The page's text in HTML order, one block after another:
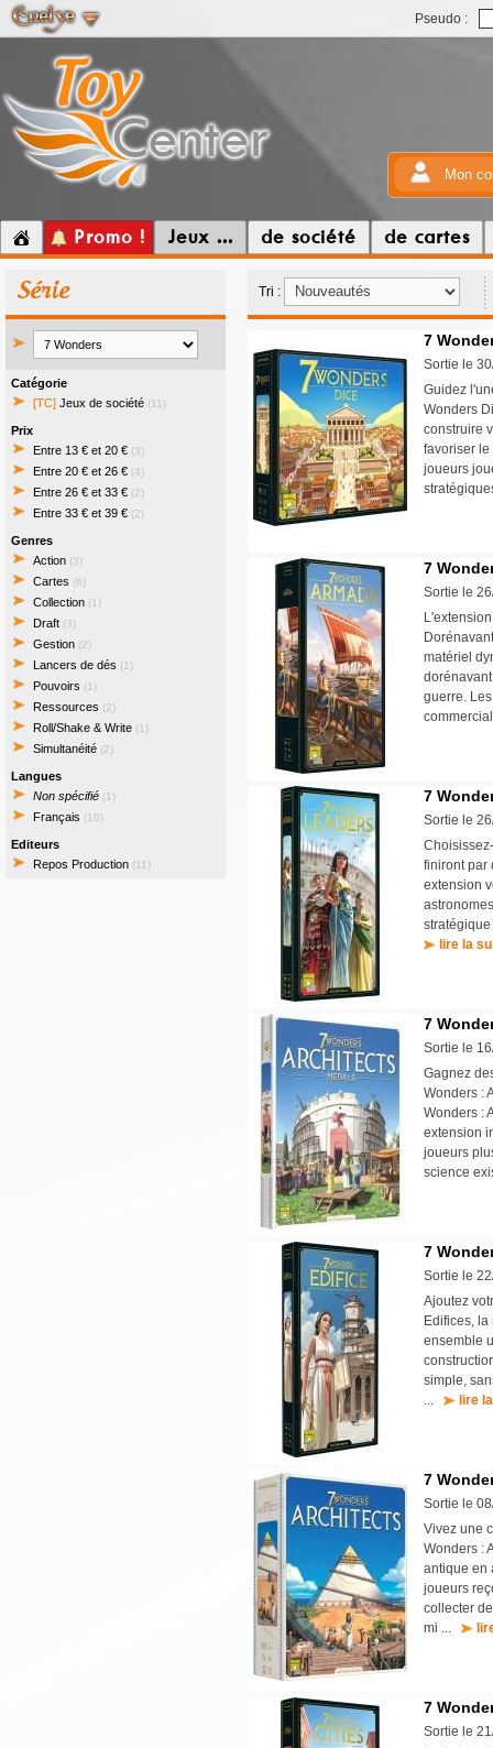
Pseudo :
Mon
Promo ! Jeux ... de société de cartes
Série
Catégorie
[TC] Jeux de société (11)
Prix
Entre 13 € et 20 € (3)
Entre 20 € et 26 € (4)
Entre 26 € et 33 € (2)
Entre 33 € et 39 € (2)
Genres
Action (3)
Cartes (6)
Collection (1)
Draft (3)
Gestion (2)
Lancers de dés (1)
Pouvoirs (1)
Ressources (2)
Roll/Shake & Write (1)
Simultanéité (2)
Langues
Non spécifié (1)
Français (10)
Editeurs
Repos Production (11)
Tri :
7
Sortie le
Guidez
Wonders
construire
favoriser le
joueurs
7
Sortie le
matériel
guerre.
7
Sortie le
finiront par
extension
lire la
7
Sortie le
Gagnez
Wonders :
Wonders :
extension
joueurs
science
7
Sortie le
Ajoutez
Edifices,
ensemble
simple,
...
lire
7
Sortie le
Vivez une
Wonders :
antique en
joueurs
collecter
mi ...
7
Sortie le